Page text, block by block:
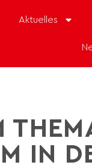
Aktuelles
IN